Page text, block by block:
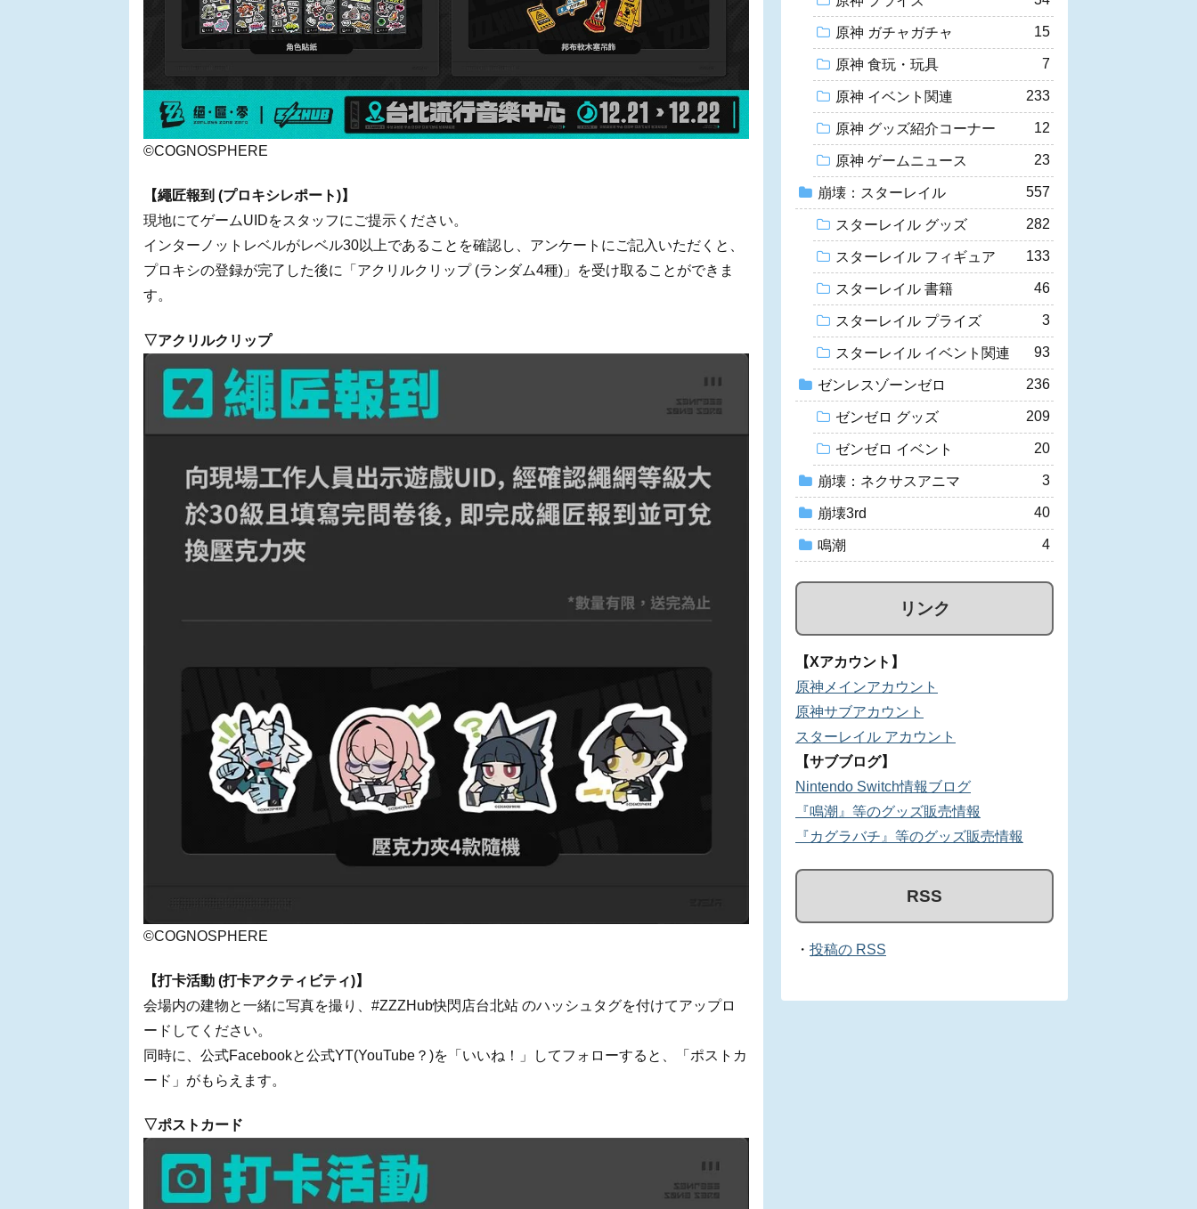
©COGNOSPHERE
【繩匠報到 (プロキシレポート)】
現地にてゲームUIDをスタッフにご提示ください。
インターノットレベルがレベル30以上であることを確認し、アンケートにご記入いただくと、
プロキシの登録が完了した後に「アクリルクリップ (ランダム4種)」を受け取ることができま
す。
▽アクリルクリップ
©COGNOSPHERE
【打卡活動 (打卡アクティビティ)】
会場内の建物と一緒に写真を撮り、#ZZZHub快閃店台北站 のハッシュタグを付けてアップロ
ードしてください。
同時に、公式Facebookと公式YT(YouTube？)を「いいね！」してフォローすると、「ポストカ
ード」がもらえます。
▽ポストカード
原神 ガチャガチャ 15
原神 食玩・玩具 7
原神 イベント関連 233
原神 グッズ紹介コーナー 12
原神 ゲームニュース 23
崩壊：スターレイル 557
スターレイル グッズ 282
スターレイル フィギュア 133
スターレイル 書籍 46
スターレイル プライズ 3
スターレイル イベント関連 93
ゼンレスゾーンゼロ 236
ゼンゼロ グッズ 209
ゼンゼロ イベント 20
崩壊：ネクサスアニマ 3
崩壊3rd 40
鳴潮 4
リンク
【Xアカウント】
原神メインアカウント
原神サブアカウント
スターレイル アカウント
【サブブログ】
Nintendo Switch情報ブログ
『鳴潮』等のグッズ販売情報
『カグラバチ』等のグッズ販売情報
RSS
・ 投稿の RSS